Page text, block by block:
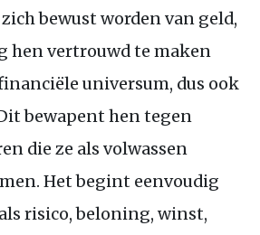
bewust worden van geld,
hen vertrouwd te maken
universum, dus ook
bewapent hen tegen
die ze als volwassen
Het begint eenvoudig
risico, beloning, winst,